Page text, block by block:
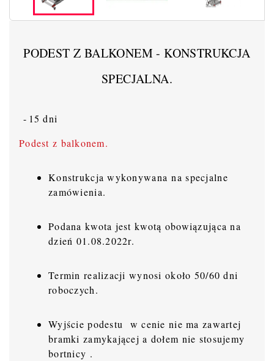
PODEST Z BALKONEM - KONSTRUKCJA
SPECJALNA.
15 dni
Podest z balkonem.
Konstrukcja wykonywana na specjalne
zamówienia.
Podana kwota jest kwotą obowiązująca na
dzień 01.08.2022r.
Termin realizacji wynosi około 50/60 dni
roboczych.
Wyjście podestu w cenie nie ma zawartej
bramki zamykającej a dołem nie stosujemy
bortnicy .